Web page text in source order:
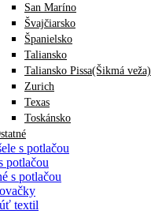
San Maríno
Švajčiarsko
Španielsko
Taliansko
Taliansko Pissa(Šikmá veža)
Zurich
Texas
Toskánsko
s potlačou
potlačou
s potlačou
textil